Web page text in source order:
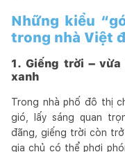
Những kiểu
trong nhà Việt
1.Giếng trời –
xanh
Trong nhà phố đô thị
gió, lấy sáng quan
đãng, giếng trời còn
gia chủ có thể phơi